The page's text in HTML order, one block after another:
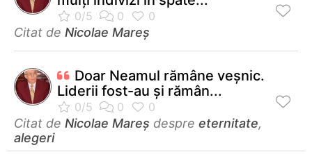
Citat de Nicolae Mareș
Doar Neamul rămâne veșnic.
Liderii fost-au și rămân...
Citat de Nicolae Mareș despre eternitate,
alegeri